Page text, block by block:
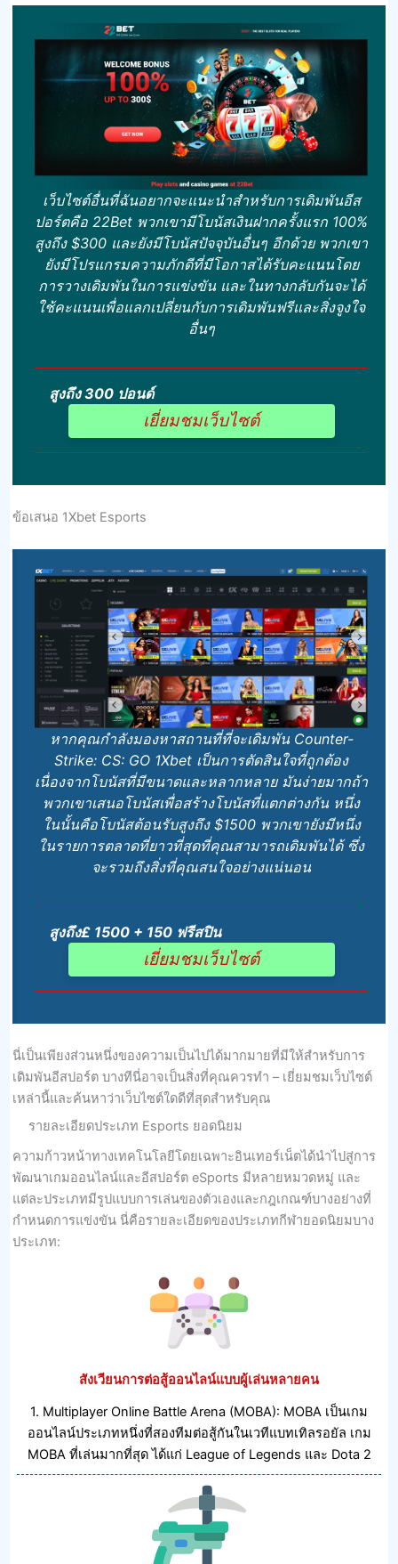
เว็บไซต์อื่นที่ฉันอยากจะแนะนําสําหรับการเดิมพันอีส
ปอร์ตคือ 22Bet พวกเขามีโบนัสเงินฝากครั้งแรก 100%
สูงถึง $300 และยังมีโบนัสปัจจุบันอื่นๆ อีกด้วย พวกเขา
ยังมีโปรแกรมความภักดีที่มีโอกาสได้รับคะแนนโดย
การวางเดิมพันในการแข่งขัน และในทางกลับกันจะได้
ใช้คะแนนเพื่อแลกเปลี่ยนกับการเดิมพันฟรีและสิ่งจูงใจ
อื่นๆ
สูงถึง 300 ปอนด์
เยี่ยมชมเว็บไซต์
ข้อเสนอ 1Xbet Esports
หากคุณกําลังมองหาสถานที่ที่จะเดิมพัน Counter-
Strike: CS: GO 1Xbet เป็นการตัดสินใจที่ถูกต้อง
เนื่องจากโบนัสที่มีขนาดและหลากหลาย มันง่ายมากถ้า
พวกเขาเสนอโบนัสเพื่อสร้างโบนัสที่แตกต่างกัน หนึ่ง
ในนั้นคือโบนัสต้อนรับสูงถึง $1500 พวกเขายังมีหนึ่ง
ในรายการตลาดที่ยาวที่สุดที่คุณสามารถเดิมพันได้ ซึ่ง
จะรวมถึงสิ่งที่คุณสนใจอย่างแน่นอน
สูงถึง£ 1500 + 150 ฟรีสปิน
เยี่ยมชมเว็บไซต์
นี่เป็นเพียงส่วนหนึ่งของความเป็นไปได้มากมายที่มีให้สําหรับการ
เดิมพันอีสปอร์ต บางทีนี่อาจเป็นสิ่งที่คุณควรทํา – เยี่ยมชมเว็บไซต์
เหล่านี้และค้นหาว่าเว็บไซต์ใดดีที่สุดสําหรับคุณ
รายละเอียดประเภท Esports ยอดนิยม
ความก้าวหน้าทางเทคโนโลยีโดยเฉพาะอินเทอร์เน็ตได้นําไปสู่การ
พัฒนาเกมออนไลน์และอีสปอร์ต eSports มีหลายหมวดหมู่ และ
แต่ละประเภทมีรูปแบบการเล่นของตัวเองและกฎเกณฑ์บางอย่างที่
กําหนดการแข่งขัน นี่คือรายละเอียดของประเภทกีฬายอดนิยมบาง
ประเภท:
สังเวียนการต่อสู้ออนไลน์แบบผู้เล่นหลายคน
1. Multiplayer Online Battle Arena (MOBA): MOBA เป็นเกม
ออนไลน์ประเภทหนึ่งที่สองทีมต่อสู้กันในเวทีแบทเทิลรอยัล เกม
MOBA ที่เล่นมากที่สุด ได้แก่ League of Legends และ Dota 2